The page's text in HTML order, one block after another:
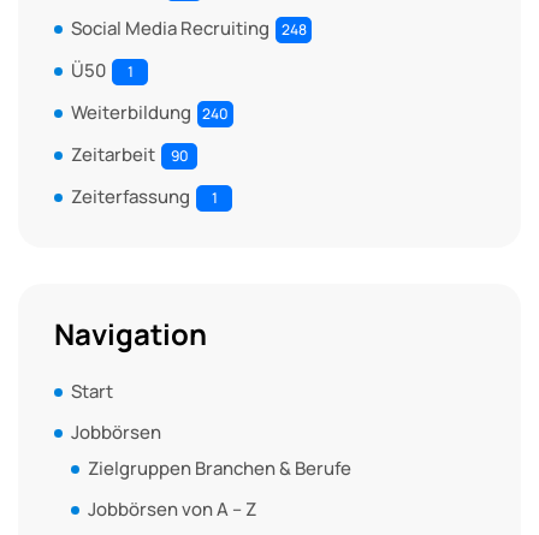
Social Media Recruiting 248
Ü50 1
Weiterbildung 240
Zeitarbeit 90
Zeiterfassung 1
Navigation
Start
Jobbörsen
Zielgruppen Branchen & Berufe
Jobbörsen von A – Z